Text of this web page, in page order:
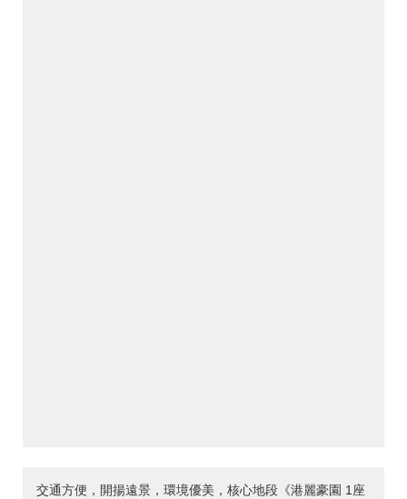
交通方便，開揚遠景，環境優美，核心地段《港麗豪園 1座